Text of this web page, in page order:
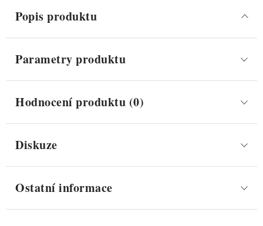
Popis produktu
Parametry produktu
Hodnocení produktu (0)
Diskuze
Ostatní informace